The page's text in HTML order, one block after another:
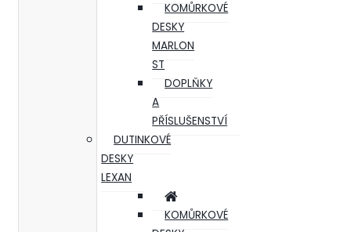
KOMŮRKOVÉ
DESKY
MARLON
ST
DOPLŇKY
A
PŘÍSLUŠENSTVÍ
DUTINKOVÉ
DESKY
LEXAN
KOMŮRKOVÉ